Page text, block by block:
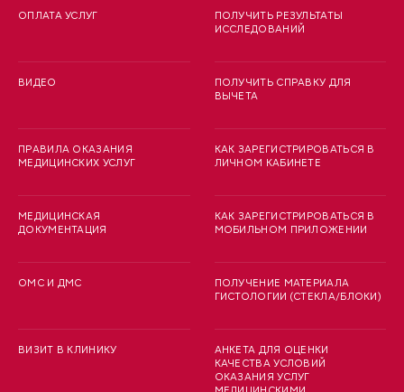
ОПЛАТА УСЛУГ
ВИДЕО
ПРАВИЛА ОКАЗАНИЯ
МЕДИЦИНСКИХ УСЛУГ
МЕДИЦИНСКАЯ
ДОКУМЕНТАЦИЯ
ОМС И ДМС
ВИЗИТ В КЛИНИКУ
ПОЛУЧИТЬ РЕЗУЛЬТАТЫ
ИССЛЕДОВАНИЙ
ПОЛУЧИТЬ СПРАВКУ ДЛЯ
ВЫЧЕТА
КАК ЗАРЕГИСТРИРОВАТЬСЯ В
ЛИЧНОМ КАБИНЕТЕ
КАК ЗАРЕГИСТРИРОВАТЬСЯ В
МОБИЛЬНОМ ПРИЛОЖЕНИИ
ПОЛУЧЕНИЕ МАТЕРИАЛА
ГИСТОЛОГИИ (СТЕКЛА/БЛОКИ)
АНКЕТА ДЛЯ ОЦЕНКИ
КАЧЕСТВА УСЛОВИЙ
ОКАЗАНИЯ УСЛУГ